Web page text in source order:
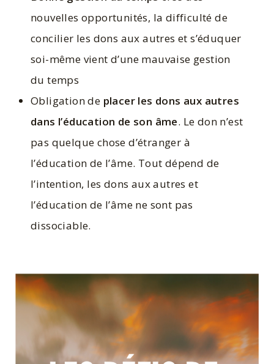
nouvelles opportunités, la difficulté de
concilier les dons aux autres et s’éduquer
soi-même vient d’une mauvaise gestion
du temps
Obligation de placer les dons aux autres
dans l’éducation de son âme. Le don n’est
pas quelque chose d’étranger à
l’éducation de l’âme. Tout dépend de
l’intention, les dons aux autres et
l’éducation de l’âme ne sont pas
dissociable.